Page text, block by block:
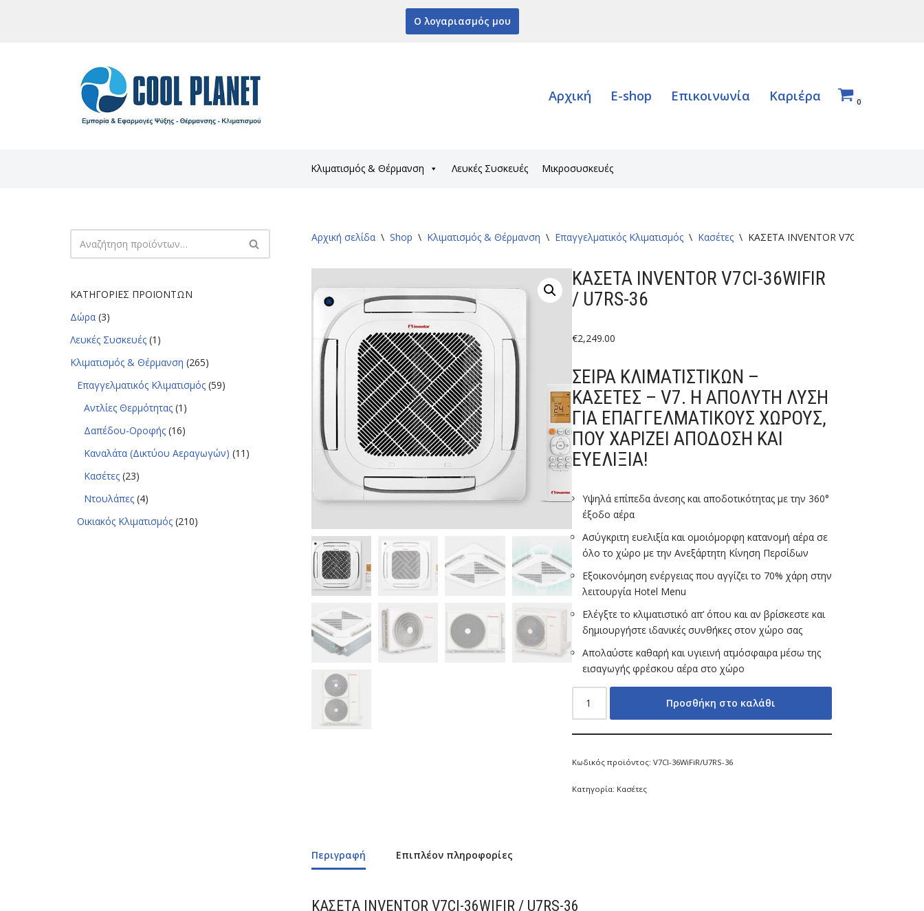
Ο λογαριασμός μου
Αρχική E-shop Επικοινωνία Καριέρα 0
Κλιματισμός & Θέρμανση Λευκές Συσκευές Μικροσυσκευές
ΚΑΤΗΓΟΡΊΕΣ ΠΡΟΪΌΝΤΩΝ
Δώρα (3)
Λευκές Συσκευές (1)
Κλιματισμός & Θέρμανση (265)
Επαγγελματικός Κλιματισμός (59)
Αντλίες Θερμότητας (1)
Δαπέδου-Οροφής (16)
Καναλάτα (Δικτύου Αεραγωγών) (11)
Κασέτες (23)
Ντουλάπες (4)
Οικιακός Κλιματισμός (210)
Αρχική σελίδα \ Shop \ Κλιματισμός & Θέρμανση \ Επαγγελματικός Κλιματισμός \ Κασέτες \ ΚΑΣΕΤΑ INVENTOR V7CI-36WiFiR /
ΚΑΣΕΤΑ INVENTOR V7CI-36WIFIR
/ U7RS-36
€2,249.00
ΣΕΙΡΆ ΚΛΙΜΑΤΙΣΤΙΚΏΝ –
ΚΑΣΈΤΕΣ – V7. Η ΑΠΌΛΥΤΗ ΛΎΣΗ
ΓΙΑ ΕΠΑΓΓΕΛΜΑΤΙΚΟΎΣ ΧΏΡΟΥΣ,
ΠΟΥ ΧΑΡΊΖΕΙ ΑΠΌΔΟΣΗ ΚΑΙ
ΕΥΕΛΙΞΊΑ!
Yψηλά επίπεδα άνεσης και αποδοτικότητας με την 360°
έξοδο αέρα
Ασύγκριτη ευελιξία και ομοιόμορφη κατανομή αέρα σε
όλο το χώρο με την Ανεξάρτητη Κίνηση Περσίδων
Εξοικονόμηση ενέργειας που αγγίζει το 70% χάρη στην
λειτουργία Hotel Menu
Ελέγξτε το κλιματιστικό απ’ όπου και αν βρίσκεστε και
δημιουργήστε ιδανικές συνθήκες στον χώρο σας
Απολαύστε καθαρή και υγιεινή ατμόσφαιρα μέσω της
εισαγωγής φρέσκου αέρα στο χώρο
Προσθήκη στο καλάθι
Κωδικός προϊόντος: V7CI-36WiFiR/U7RS-36
Κατηγορία: Κασέτες
Περιγραφή Επιπλέον πληροφορίες
ΚΑΣΕΤΑ INVENTOR V7CI-36WIFIR / U7RS-36